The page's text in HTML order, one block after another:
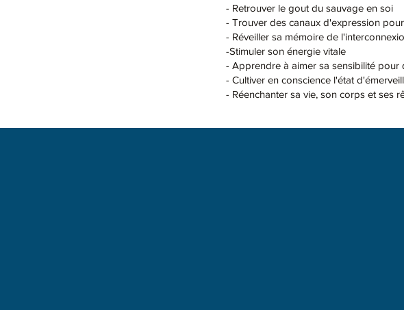
- Retrouver le gout du sauvage en soi
- Trouver des canaux d'expression
- Réveiller sa mémoire de
-Stimuler son énergie vitale
- Apprendre à aimer sa sensibilité
- Cultiver en conscience l'état
- Réenchanter sa vie, son corps et ses